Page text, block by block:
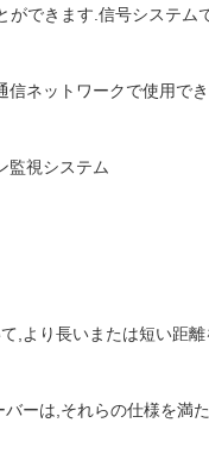
できます.信号システム
ネットワークで使用で
監視システム
,より長いまたは短い距
ーは,それらの仕様を満